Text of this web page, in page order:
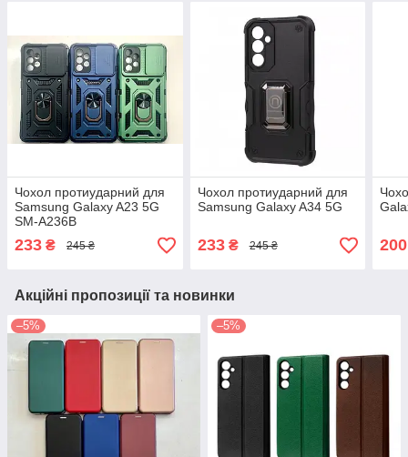
Чохол протиударний для
Samsung Galaxy A23 5G
SM-A236B
233 ₴ 245 ₴
Чохол протиударний для
Samsung Galaxy A34 5G
233₴ 245 ₴ 200
Акційні пропозиції та новинки
–5% –5%